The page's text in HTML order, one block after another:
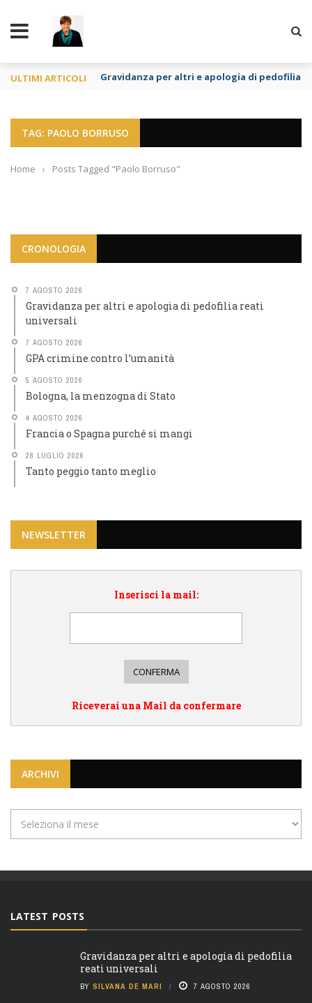
ULTIMI ARTICOLI Gravidanza per altri e apologia di pedofilia
TAG: PAOLO BORRUSO
Home › Posts Tagged "Paolo Borruso"
CRONOLOGIA
7 AGOSTO 2026
Gravidanza per altri e apologia di pedofilia reati
universali
7 AGOSTO 2026
GPA crimine contro l’umanità
5 AGOSTO 2026
Bologna, la menzogna di Stato
4 AGOSTO 2026
Francia o Spagna purché si mangi
28 LUGLIO 2026
Tanto peggio tanto meglio
NEWSLETTER
Inserisci la mail:
Riceverai una Mail da confermare
ARCHIVI
LATEST POSTS
Gravidanza per altri e apologia di pedofilia
reati universali
BY SILVANA DE MARI 7 AGOSTO 2026